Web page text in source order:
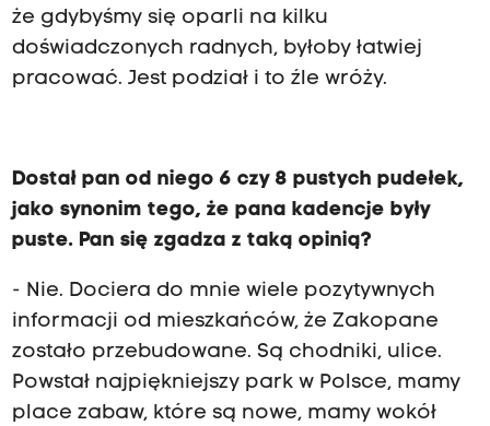
że gdybyśmy się oparli na kilku
doświadczonych radnych, byłoby łatwiej
pracować. Jest podział i to źle wróży.
Dostał pan od niego 6 czy 8 pustych pudełek,
jako synonim tego, że pana kadencje były
puste. Pan się zgadza z taką opinią?
- Nie. Dociera do mnie wiele pozytywnych
informacji od mieszkańców, że Zakopane
zostało przebudowane. Są chodniki, ulice.
Powstał najpiękniejszy park w Polsce, mamy
place zabaw, które są nowe, mamy wokół